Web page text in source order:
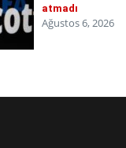
atmadı
Ağustos 6, 2026